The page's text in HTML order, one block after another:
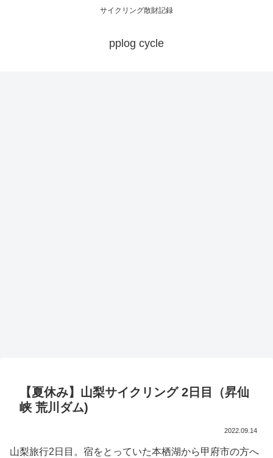
サイクリング散財記録
pplog cycle
【夏休み】山梨サイクリング 2日目（昇仙
峡 荒川ダム)
2022.09.14
山梨旅行2日目。宿をとっていた本栖湖から甲府市の方へ